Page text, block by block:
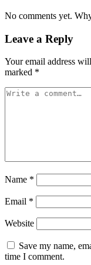
No comments yet.
Leave a Reply
Your email address
marked *
Name *
Email *
Website
Save my name,
time I comment.